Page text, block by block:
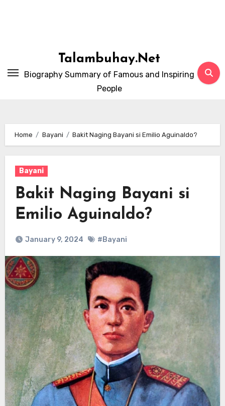
Talambuhay.Net
Biography Summary of Famous and Inspiring
People
Home Bayani Bakit Naging Bayani si Emilio Aguinaldo?
Bayani
Bakit Naging Bayani si
Emilio Aguinaldo?
January 9, 2024 #Bayani